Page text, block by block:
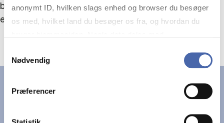
anonymt ID, hvilken slags enhed og browser du besøger
os med, hvilket land du besøger os fra, og hvordan du
markedsføring. Du bestemmer selv - og kan altid trække
Nødvendig
Præferencer
betydning for både skatteindtægter og lokalt
engagement.